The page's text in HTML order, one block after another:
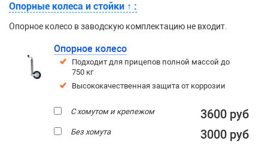
Опорные колеса и стойки ↑ :
Опорное колесо в заводскую комплектацию не входит.
Опорное колесо
Подходит для прицепов полной массой до
750 кг
Высококачественная защита от коррозии
С хомутом и крепежом 3600 руб
Без хомута 3000 руб